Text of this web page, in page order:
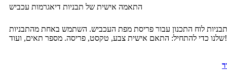
התאמה אישית של תבניות דיאגרמות עכביש
לוח התכנון עבור פריסת מפת העכביש. השתמש באחת מהתבניות
שלנו כדי להתחיל: התאם אישית צבע, טקסט, פריסה. מספר תאים, ועוד!